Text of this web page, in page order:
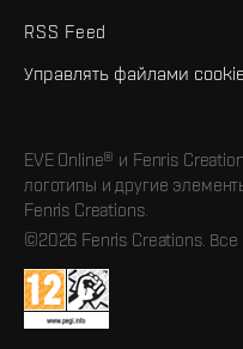
RSS Feed
Управлять файлами cookie
EVE Online® и Fenris
логотипы и другие
Fenris Creations.
©2026 Fenris Creations.